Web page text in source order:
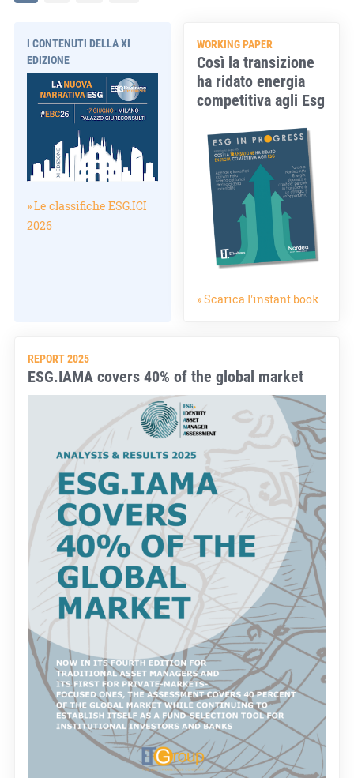
I CONTENUTI DELLA XI
EDIZIONE
» Le classifiche ESG.ICI
2026
WORKING PAPER
Così la transizione
ha ridato energia
competitiva agli Esg
» Scarica l'instant book
REPORT 2025
ESG.IAMA covers 40% of the global market